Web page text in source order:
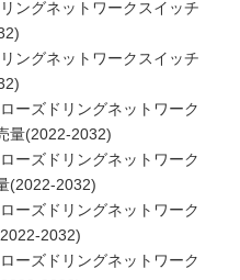
ングネットワークスイッチ
ングネットワークスイッチ
ーズドリングネットワーク
量(2022-2032)
ーズドリングネットワーク
(2022-2032)
ーズドリングネットワーク
2032)
ーズドリングネットワーク